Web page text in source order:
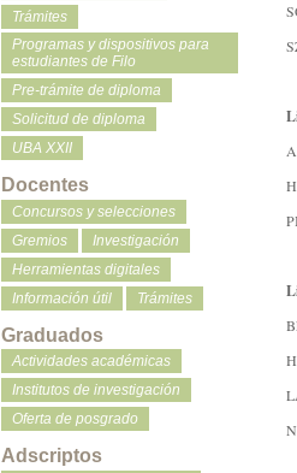
Trámites
Programas y dispositivos para
estudiantes de Filo
Pre-trámite de diploma
Solicitud de diploma
UBA XXII
Docentes
Concursos y selecciones
Gremios
Investigación
Herramientas digitales
Información útil
Trámites
Graduados
Actividades académicas
Institutos de investigación
Oferta de posgrado
Adscriptos